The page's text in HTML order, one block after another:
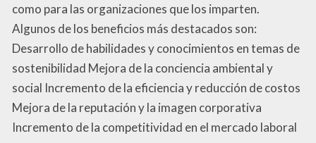
como para las organizaciones que los imparten.
Algunos de los beneficios más destacados son:
Desarrollo de habilidades y conocimientos en temas de
sostenibilidad Mejora de la conciencia ambiental y
social Incremento de la eficiencia y reducción de costos
Mejora de la reputación y la imagen corporativa
Incremento de la competitividad en el mercado laboral